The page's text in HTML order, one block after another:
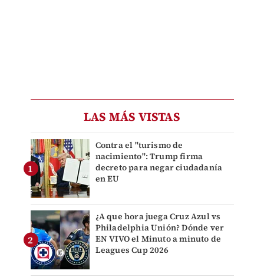
LAS MÁS VISTAS
Contra el "turismo de
nacimiento": Trump firma
decreto para negar ciudadanía
en EU
¿A que hora juega Cruz Azul vs
Philadelphia Unión? Dónde ver
EN VIVO el Minuto a minuto de
Leagues Cup 2026